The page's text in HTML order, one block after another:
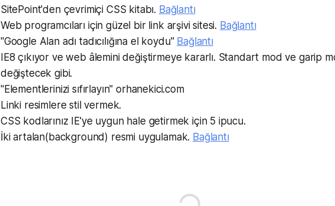
SitePoint'den çevrimiçi CSS kitabı. Bağlantı
Web programcıları için güzel bir link arşivi sitesi. Bağlantı
"Google Alan adı tadıcılığına el koydu" Bağlantı
IE8 çıkıyor ve web âlemini değiştirmeye kararlı. Standart mod ve garip
değiştecek gibi.
"Elementlerinizi sıfırlayın" orhanekici.com
Linki resimlere stil vermek.
CSS kodlarınız IE'ye uygun hale getirmek için 5 ipucu.
İki artalan(background) resmi uygulamak. Bağlantı